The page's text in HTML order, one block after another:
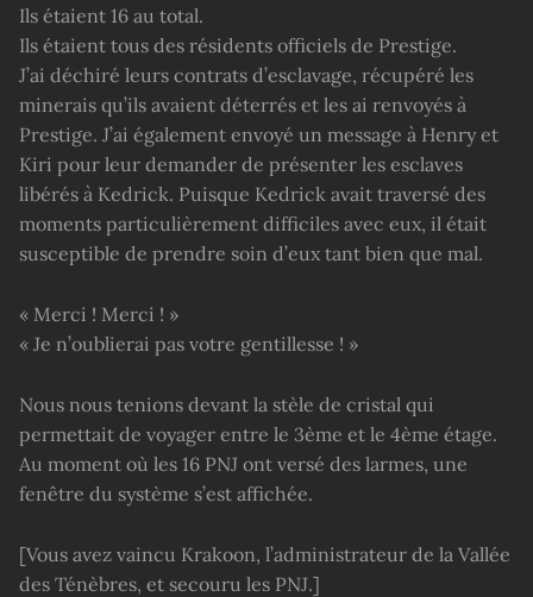
Ils étaient 16 au total.
Ils étaient tous des résidents officiels de Prestige.
J’ai déchiré leurs contrats d’esclavage, récupéré les
minerais qu’ils avaient déterrés et les ai renvoyés à
Prestige. J’ai également envoyé un message à Henry et
Kiri pour leur demander de présenter les esclaves
libérés à Kedrick. Puisque Kedrick avait traversé des
moments particulièrement difficiles avec eux, il était
susceptible de prendre soin d’eux tant bien que mal.
« Merci ! Merci ! »
« Je n’oublierai pas votre gentillesse ! »
Nous nous tenions devant la stèle de cristal qui
permettait de voyager entre le 3ème et le 4ème étage.
Au moment où les 16 PNJ ont versé des larmes, une
fenêtre du système s’est affichée.
[Vous avez vaincu Krakoon, l’administrateur de la Vallée
des Ténèbres, et secouru les PNJ.]